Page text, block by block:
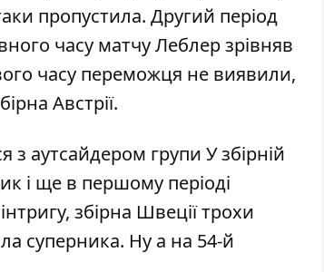
пропустила. Другий період
часу матчу Леблер зрівняв
часу переможця не виявили,
Австрії.
з аутсайдером групи У збірній
і ще в першому періоді
збірна Швеції трохи
суперника. Ну а на 54-й